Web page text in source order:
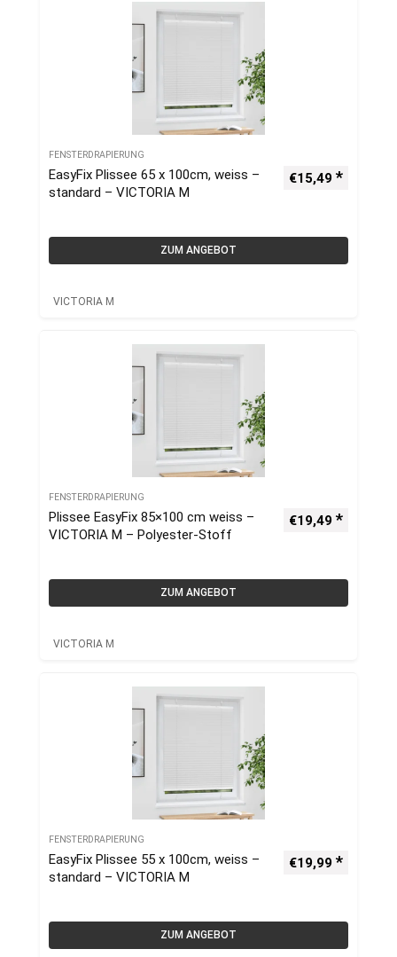
FENSTERDRAPIERUNG
EasyFix Plissee 65 x 100cm, weiss –
standard – VICTORIA M
€15,49
ZUM ANGEBOT
VICTORIA M
FENSTERDRAPIERUNG
Plissee EasyFix 85×100 cm weiss –
VICTORIA M – Polyester-Stoff
€19,49
ZUM ANGEBOT
VICTORIA M
FENSTERDRAPIERUNG
EasyFix Plissee 55 x 100cm, weiss –
standard – VICTORIA M
€19,99
ZUM ANGEBOT